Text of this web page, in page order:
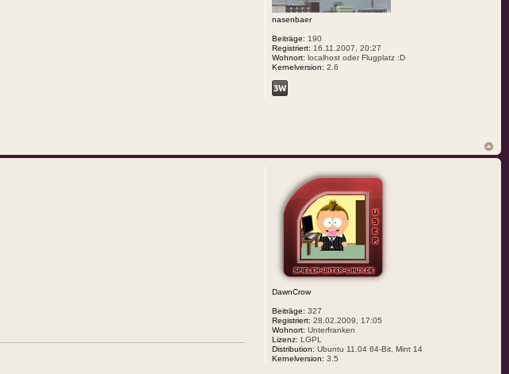
nasenbaer
Beiträge: 190
Registriert: 16.11.2007, 20:27
Wohnort: localhost oder Flugplatz :D
Kernelversion: 2.6
DawnCrow
Beiträge: 327
Registriert: 28.02.2009, 17:05
Wohnort: Unterfranken
Lizenz: LGPL
Distribution: Ubuntu 11.04 64-Bit, Mint 14
Kernelversion: 3.5